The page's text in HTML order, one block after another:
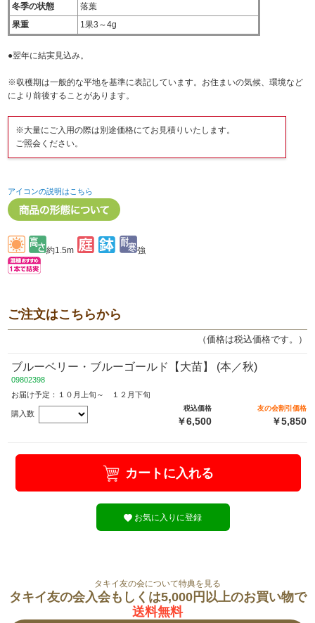
冬季の状態
落葉
果重
1果3～4g
●翌年に結実見込み。
※収穫期は一般的な平地を基準に表記しています。お住まいの気候、環境など
により前後することがあります。
※大量にご入用の際は別途価格にてお見積りいたします。
ご照会ください。
アイコンの説明はこちら
約1.5m 強
ご注文はこちらから
（価格は税込価格です。）
ブルーベリー・ブルーゴールド【大苗】 (本／秋)
09802398
お届け予定：１０月上旬～ １２月下旬
購入数
税込価格
￥6,500
友の会割引価格
￥5,850
カートに入れる
お気に入りに登録
タキイ友の会について特典を見る
タキイ友の会入会もしくは5,000円以上のお買い物で
送料無料